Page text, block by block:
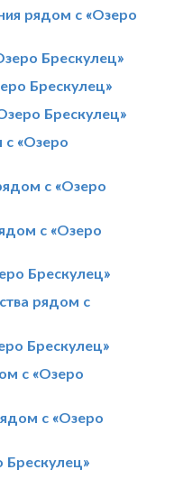
рядом с «Озеро
Брескулец»
Брескулец»
Брескулец»
с «Озеро
с «Озеро
с «Озеро
Брескулец»
рядом с
Брескулец»
с «Озеро
с «Озеро
Брескулец»